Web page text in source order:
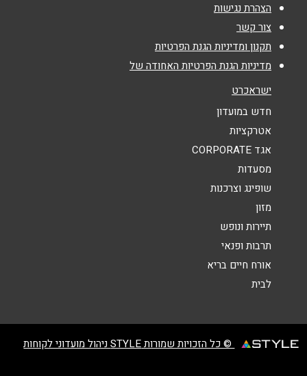
נושא*
אנא חזרו אלי בקשר ל...
הצהרת נגישות
צור קשר
תקנון ומדיניות הגנת הפרטיות
מדיניות הגנת הפרטיות האחודה של
ישראכרט
חדש במועדון
אטרקציות
אגד CORPORATE
מסעדות
שופינג וצרכנות
מזון
תיירות ונופש
תרבות ופנאי
אורח חיים בריא
לבית
© כל הזכויות שמורות STYLE ניהול מועדוני לקוחות